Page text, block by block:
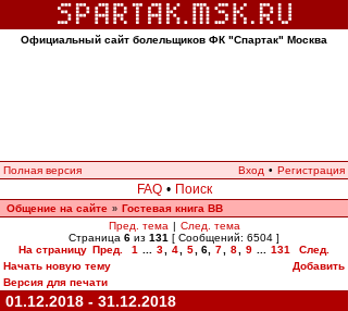
Официальный сайт болельщиков ФК "Спартак" Москва
Полная версия Вход • Регистрация
FAQ • Поиск
Общение на сайте » Гостевая книга ВВ
Пред. тема | След. тема
Страница 6 из 131 [ Сообщений: 6504 ]
На страницу Пред. 1 3 4 5 6 7 8 9 131
След.
Начать новую тему
Добавить
Версия для печати
01.12.2018 - 31.12.2018